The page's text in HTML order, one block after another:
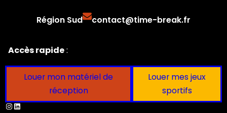
Région Sud contact@time-break.fr
Accès rapide:
Louer mon matériel de
réception
Louer mes jeux
sportifs
Instagram
LinkedIn